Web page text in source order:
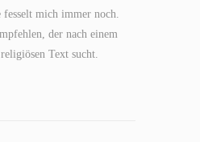
fesselt mich immer noch.
der nach einem
Text sucht.